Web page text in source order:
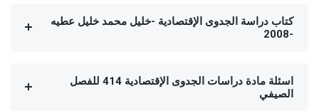
كتاب دراسة الجدوى الإقتصادية -خليل محمد خليل عطيه
-2008
اسئلة مادة دراسات الجدوى الإقتصادية 414 للفصل
الصيفي